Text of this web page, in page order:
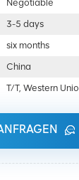
Negotiable
3-5 days
six months
China
T/T, Western